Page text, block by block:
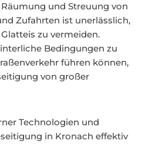
und Streuung von
Zufahrten ist unerlässlich,
zu vermeiden.
Bedingungen zu
führen können,
von großer
Technologien und
in Kronach effektiv